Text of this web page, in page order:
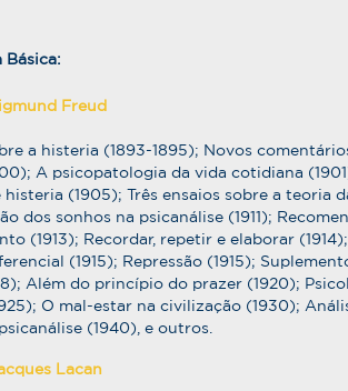
Básica:
Freud
a histeria (1893-1895); Novos
A psicopatologia da vida cotidiana
histeria (1905); Três ensaios sobre a teoria
dos sonhos na psicanálise (1911);
(1913); Recordar, repetir e elaborar
(1915); Repressão (1915);
Além do princípio do prazer (1920);
O mal-estar na civilização (1930);
(1940), e outros.
Lacan